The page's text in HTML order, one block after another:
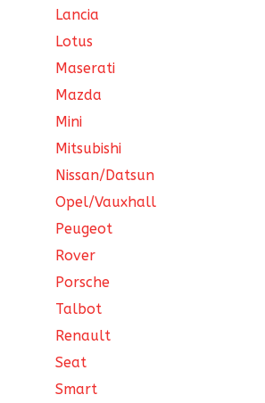
Lancia
Lotus
Maserati
Mazda
Mini
Mitsubishi
Nissan/Datsun
Opel/Vauxhall
Peugeot
Rover
Porsche
Talbot
Renault
Seat
Smart